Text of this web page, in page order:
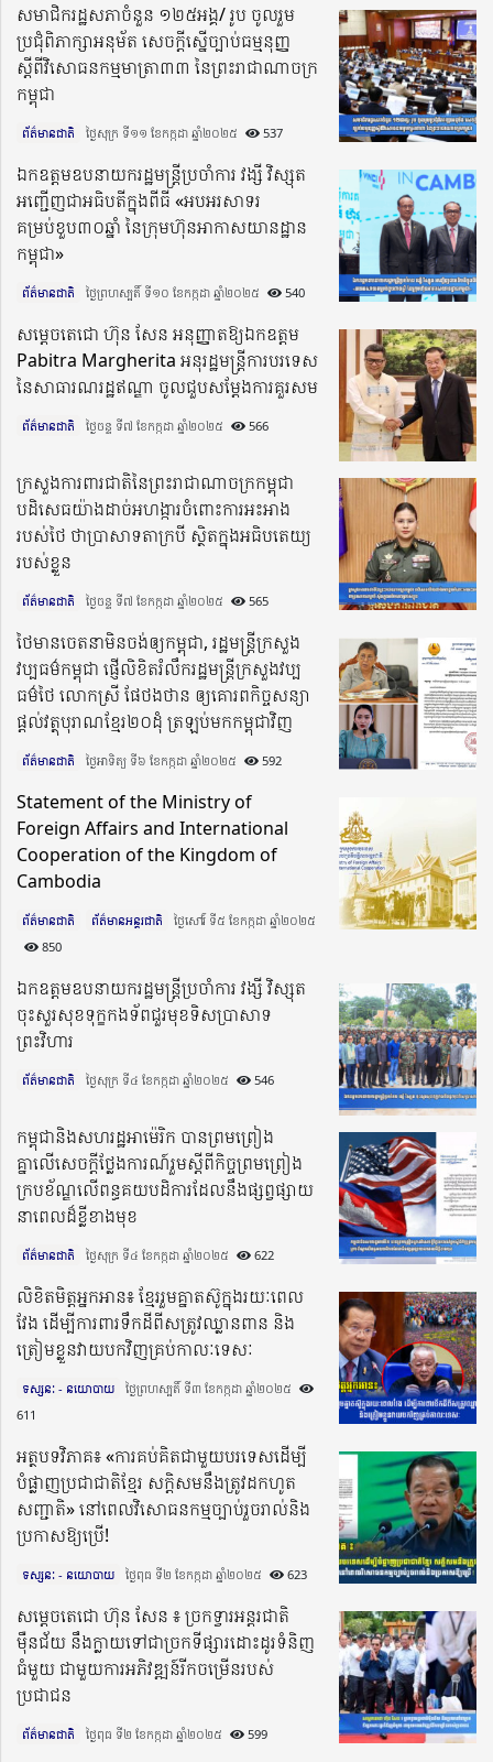
សមាជិករដ្ឋសភាចំនួន ១២៥អង្គ/ រូប ចូលរួម
ប្រជុំពិភាក្សាអនុម័ត សេចក្តីស្នើច្បាប់ធម្មនុញ្ញ
ស្តីពីវិសោធនកម្មមាត្រា៣៣ នៃព្រះរាជាណាចក្រ
កម្ពុជា
ព័ត៌មានជាតិ ថ្ងៃសុក្រ ទី១១ ខែកក្កដា ឆ្នាំ២០២៥​ 537
ឯកឧត្ដមឧបនាយករដ្ឋមន្រ្តីប្រចាំការ វង្សី វិស្សុត
អញ្ជើញជាអធិបតីក្នុងពីធី «អបអរសាទរ
គម្រប់ខួប៣០ឆ្នាំ នៃក្រុមហ៊ុនអាកាសយានដ្ឋាន
កម្ពុជា»
ព័ត៌មានជាតិ ថ្ងៃព្រហស្បតិ៍ ទី១០ ខែកក្កដា ឆ្នាំ២០២៥​ 540
សម្ដេចតេជោ ហ៊ុន សែន អនុញ្ញាតឱ្យឯកឧត្តម
Pabitra Margherita អនុរដ្ឋមន្រ្តីការបរទេស
នៃសាធារណរដ្ឋឥណ្ឌា ចូលជួបសម្តែងការគួរសម
ព័ត៌មានជាតិ ថ្ងៃចន្ទ ទី៧ ខែកក្កដា ឆ្នាំ២០២៥​ 566
ក្រសួងការពារជាតិនៃព្រះរាជាណាចក្រកម្ពុជា
បដិសេធយ៉ាងដាច់អហង្ការចំពោះការអះអាង
របស់ថៃ ថាប្រាសាទតាក្របី ស្ថិតក្នុងអធិបតេយ្យ
របស់ខ្លួន
ព័ត៌មានជាតិ ថ្ងៃចន្ទ ទី៧ ខែកក្កដា ឆ្នាំ២០២៥​ 565
ថៃមានចេតនាមិនចង់ឲ្យកម្ពុជា, រដ្ឋមន្ដ្រីក្រសួង
វប្បធម៌កម្ពុជា ផ្ញើលិខិតរំលឹករដ្ឋមន្ដ្រីក្រសួងវប្ប
ធម៌ថៃ លោកស្រី ផែថងថាន ឲ្យគោរពកិច្ចសន្យា
ផ្ដល់វត្ថុបុរាណខ្មែរ២០ដុំ ត្រឡប់មកកម្ពុជាវិញ
ព័ត៌មានជាតិ ថ្ងៃអាទិត្យ ទី៦ ខែកក្កដា ឆ្នាំ២០២៥​ 592
Statement of the Ministry of
Foreign Affairs and International
Cooperation of the Kingdom of
Cambodia
ព័ត៌មានជាតិ ព័ត៌មានអន្តរជាតិ
ថ្ងៃសៅរ៍ ទី៥ ខែកក្កដា ឆ្នាំ២០២៥​
850
ឯកឧត្តមឧបនាយករដ្ឋមន្ត្រីប្រចាំការ វង្សី វិស្សុត
ចុះសួរសុខទុក្ខកងទ័ពជួរមុខទិសប្រាសាទ
ព្រះវិហារ
ព័ត៌មានជាតិ ថ្ងៃសុក្រ ទី៤ ខែកក្កដា ឆ្នាំ២០២៥​ 546
កម្ពុជានិងសហរដ្ឋអាម៉េរិក បានព្រមព្រៀង
គ្នាលើសេចក្តីថ្លែងការណ៍រួមស្ដីពីកិច្ចព្រមព្រៀង
ក្របខ័ណ្ឌលើពន្ធគយបដិការដែលនឹងផ្សព្វផ្សាយ
នាពេលដ៏ខ្លីខាងមុខ
ព័ត៌មានជាតិ ថ្ងៃសុក្រ ទី៤ ខែកក្កដា ឆ្នាំ២០២៥​ 622
លិខិតមិត្តអ្នកអាន៖ ខ្មែររួមគ្នាតស៊ូក្នុងរយៈពេល
វែង ដើម្បីការពារទឹកដីពីសត្រូវឈ្លានពាន និង
ត្រៀមខ្លួនវាយបកវិញគ្រប់កាលៈទេសៈ
ទស្សនៈ - នយោបាយ
ថ្ងៃព្រហស្បតិ៍ ទី៣ ខែកក្កដា ឆ្នាំ២០២៥​
611
អត្ថបទវិភាគ៖ «ការគប់គិតជាមួយបរទេសដើម្បី
បំផ្លាញប្រជាជាតិខ្មែរ សក្តិសមនឹងត្រូវដកហូត
សញ្ជាតិ» នៅពេលវិសោធនកម្មច្បាប់រួចរាល់និង
ប្រកាសឱ្យប្រើ!
ទស្សនៈ - នយោបាយ ថ្ងៃពុធ ទី២ ខែកក្កដា ឆ្នាំ២០២៥​ 623
សម្ដេចតេជោ ហ៊ុន សែន ៖ ច្រកទ្វារអន្តរជាតិ
ម៉ឺនជ័យ នឹងក្លាយទៅជាច្រកទីផ្សារដោះដូរទំនិញ
ធំមួយ ជាមួយការអភិវឌ្ឍន៍រីកចម្រើនរបស់
ប្រជាជន
ព័ត៌មានជាតិ ថ្ងៃពុធ ទី២ ខែកក្កដា ឆ្នាំ២០២៥​ 599